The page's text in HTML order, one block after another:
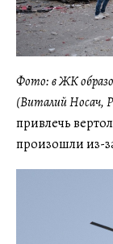
Фото: в ЖК
(Виталий Носач,
привлечь
произошли из-